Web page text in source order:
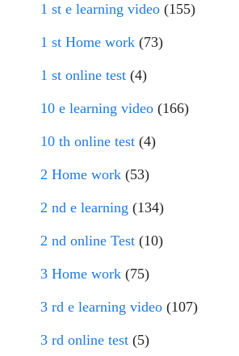
1 st e learning video (155)
1 st Home work (73)
1 st online test (4)
10 e learning video (166)
10 th online test (4)
2 Home work (53)
2 nd e learning (134)
2 nd online Test (10)
3 Home work (75)
3 rd e learning video (107)
3 rd online test (5)